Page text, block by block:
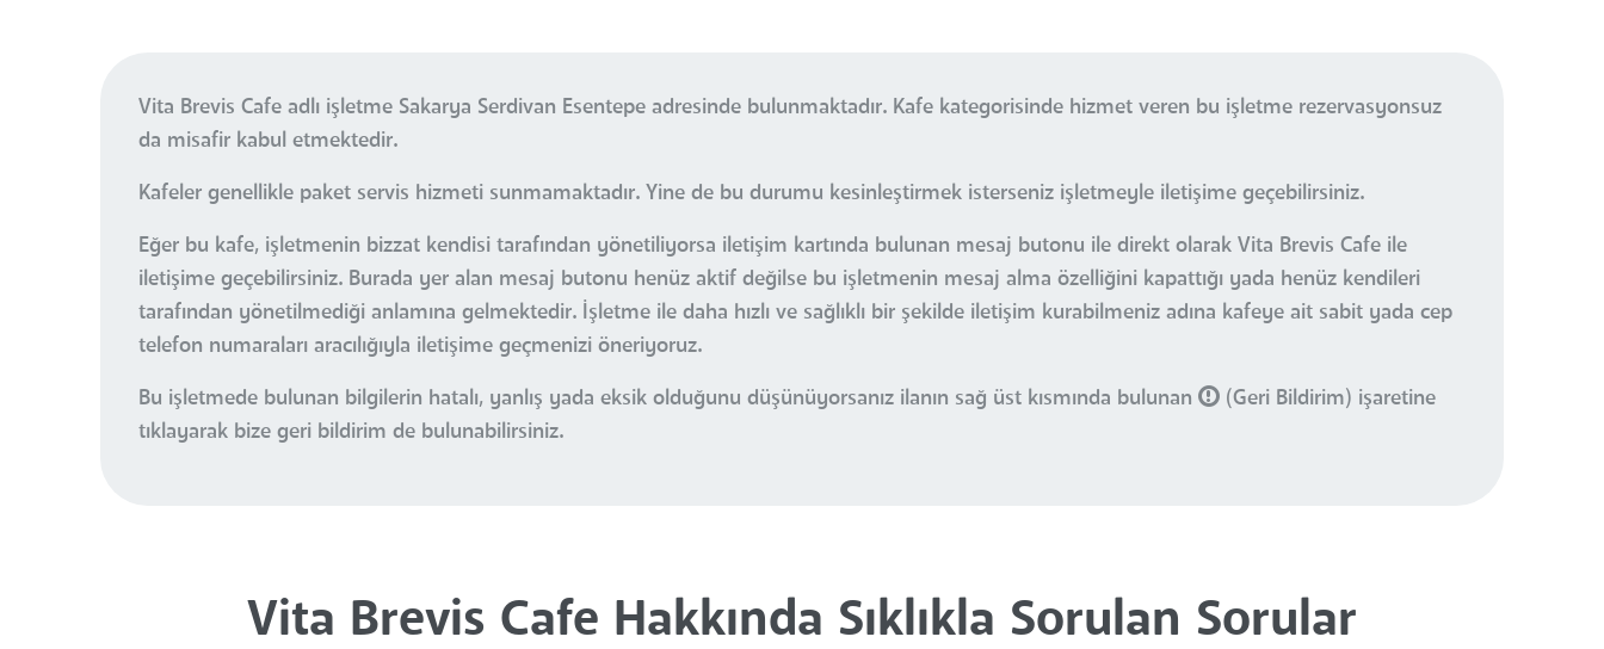
Vita Brevis Cafe adlı işletme Sakarya Serdivan Esentepe adresinde bulunmaktadır. Kafe kategorisinde hizmet veren bu işletme rezervasyonsuz
da misafir kabul etmektedir.
Kafeler genellikle paket servis hizmeti sunmamaktadır. Yine de bu durumu kesinleştirmek isterseniz işletmeyle iletişime geçebilirsiniz.
Eğer bu kafe, işletmenin bizzat kendisi tarafından yönetiliyorsa iletişim kartında bulunan mesaj butonu ile direkt olarak Vita Brevis Cafe ile
iletişime geçebilirsiniz. Burada yer alan mesaj butonu henüz aktif değilse bu işletmenin mesaj alma özelliğini kapattığı yada henüz kendileri
tarafından yönetilmediği anlamına gelmektedir. İşletme ile daha hızlı ve sağlıklı bir şekilde iletişim kurabilmeniz adına kafeye ait sabit yada cep
telefon numaraları aracılığıyla iletişime geçmenizi öneriyoruz.
Bu işletmede bulunan bilgilerin hatalı, yanlış yada eksik olduğunu düşünüyorsanız ilanın sağ üst kısmında bulunan
(Geri Bildirim) işaretine
tıklayarak bize geri bildirim de bulunabilirsiniz.
Vita Brevis Cafe Hakkında Sıklıkla Sorulan Sorular